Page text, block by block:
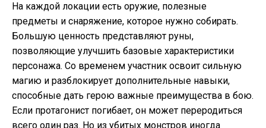
На каждой локации есть оружие, полезные
предметы и снаряжение, которое нужно собирать.
Большую ценность представляют руны,
позволяющие улучшить базовые характеристики
персонажа. Со временем участник освоит сильную
магию и разблокирует дополнительные навыки,
способные дать герою важные преимущества в бою.
Если протагонист погибает, он может переродиться
всего один раз. Но из убитых монстров иногда